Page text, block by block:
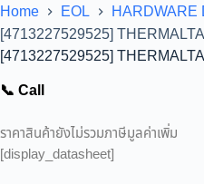
Home EOL HARDWARE
[4713227529525]
[4713227529525]
📞 Call
ราคาสินค้ายังไม่รวมภาษีมูลค่าเพิ่ม
[display_datasheet]